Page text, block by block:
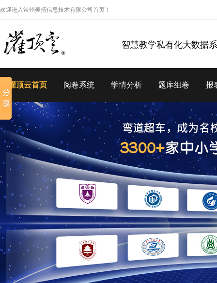
欢迎进入常州美拓信息技术有限公司首页！
智慧教学私有化大数据
灌顶云首页 阅卷系统 学情分析 题库组卷 报